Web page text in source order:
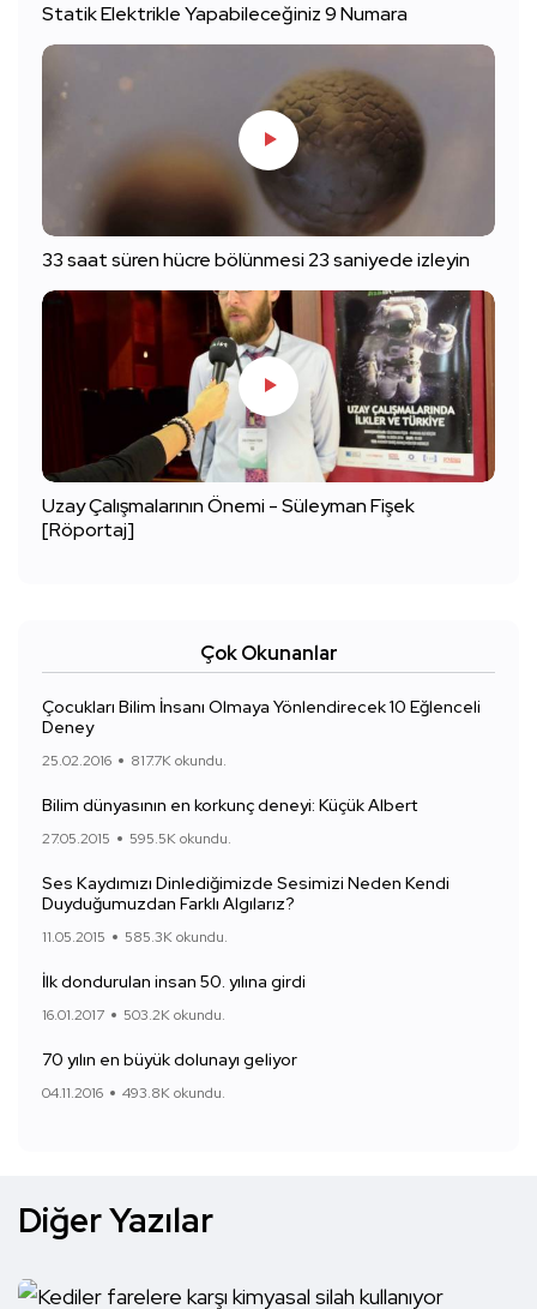
Statik Elektrikle Yapabileceğiniz 9 Numara
33 saat süren hücre bölünmesi 23 saniyede izleyin
Uzay Çalışmalarının Önemi - Süleyman Fişek
[Röportaj]
Çok Okunanlar
Çocukları Bilim İnsanı Olmaya Yönlendirecek 10 Eğlenceli
Deney
25.02.2016 817.7K okundu.
Bilim dünyasının en korkunç deneyi: Küçük Albert
27.05.2015 595.5K okundu.
Ses Kaydımızı Dinlediğimizde Sesimizi Neden Kendi
Duyduğumuzdan Farklı Algılarız?
11.05.2015 585.3K okundu.
İlk dondurulan insan 50. yılına girdi
16.01.2017 503.2K okundu.
70 yılın en büyük dolunayı geliyor
04.11.2016 493.8K okundu.
Diğer Yazılar